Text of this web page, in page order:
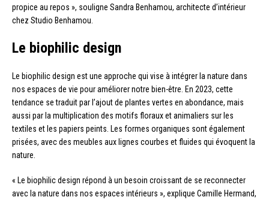
propice au repos », souligne Sandra Benhamou, architecte d’intérieur
chez Studio Benhamou.
Le biophilic design
Le biophilic design est une approche qui vise à intégrer la nature dans
nos espaces de vie pour améliorer notre bien-être. En 2023, cette
tendance se traduit par l’ajout de plantes vertes en abondance, mais
aussi par la multiplication des motifs floraux et animaliers sur les
textiles et les papiers peints. Les formes organiques sont également
prisées, avec des meubles aux lignes courbes et fluides qui évoquent la
nature.
« Le biophilic design répond à un besoin croissant de se reconnecter
avec la nature dans nos espaces intérieurs », explique Camille Hermand,